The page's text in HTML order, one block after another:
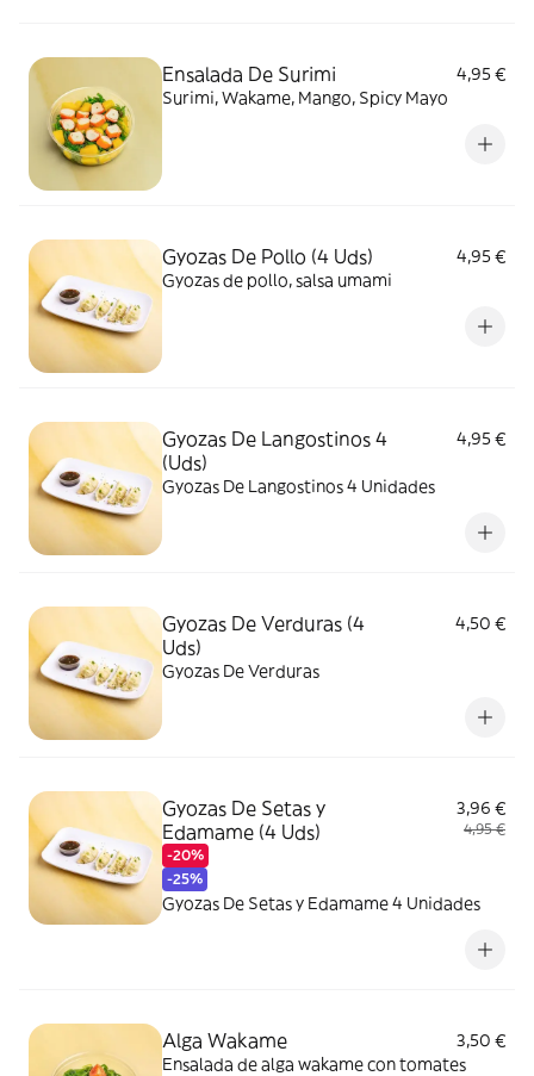
Ensalada De Surimi
4,95 €
Surimi, Wakame, Mango, Spicy Mayo
Gyozas De Pollo (4 Uds)
4,95 €
Gyozas de pollo, salsa umami
Gyozas De Langostinos 4
(Uds)
4,95 €
Gyozas De Langostinos 4 Unidades
Gyozas De Verduras (4
Uds)
4,50 €
Gyozas De Verduras
Gyozas De Setas y
Edamame (4 Uds)
-20%
-25%
3,96 €
4,95 €
Gyozas De Setas y Edamame 4 Unidades
Alga Wakame
3,50 €
Ensalada de alga wakame con tomates